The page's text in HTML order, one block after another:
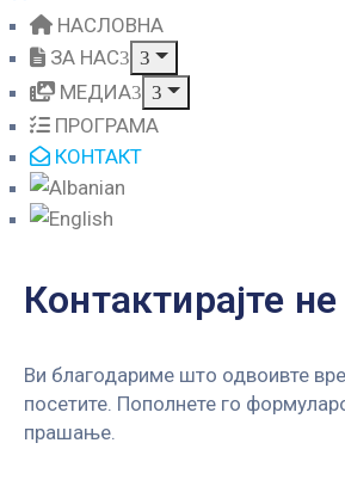
НАСЛОВНА
ЗА НАС
МЕДИА
ПРОГРАМА
КОНТАКТ
Контактирајте не
Ви благодариме што одвоивте
посетите. Пополнете го
прашање.